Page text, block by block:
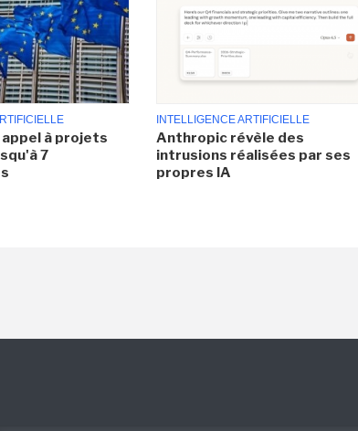
appel à projets
7
INTELLIGENCE ARTIFICIELLE
Anthropic révèle des
intrusions réalisées par ses
propres IA